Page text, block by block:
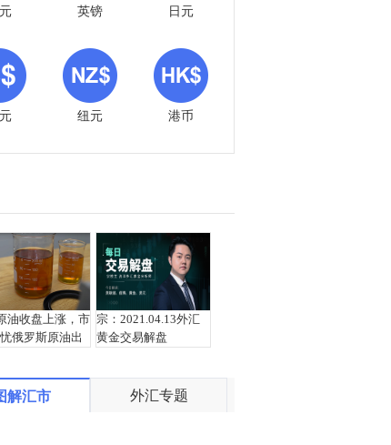
英镑 日元
纽元 港币
油收盘上涨，市
俄罗斯原油出
宗：2021.04.13外汇
黄金交易解盘
解汇市 外汇专题